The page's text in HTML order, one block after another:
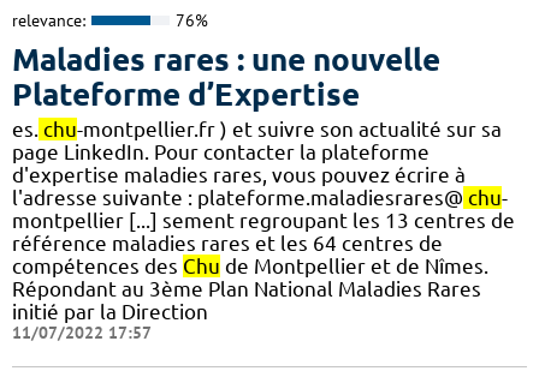
relevance: 76%
Maladies rares : une nouvelle
Plateforme d’Expertise
es. chu-montpellier.fr ) et suivre son actualité sur sa
page LinkedIn. Pour contacter la plateforme
d'expertise maladies rares, vous pouvez écrire à
l'adresse suivante : plateforme.maladiesrares@ chu-
montpellier [...] sement regroupant les 13 centres de
référence maladies rares et les 64 centres de
compétences des Chu de Montpellier et de Nîmes.
Répondant au 3ème Plan National Maladies Rares
initié par la Direction
11/07/2022 17:57